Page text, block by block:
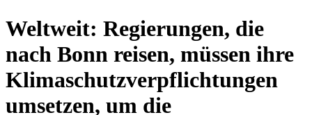
Weltweit: Regierungen, die
nach Bonn reisen, müssen ihre
Klimaschutzverpflichtungen
umsetzen, um die